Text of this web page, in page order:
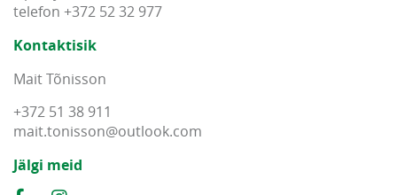
telefon +372 52 32 977
Kontaktisik
Mait Tõnisson
+372 51 38 911
mait.tonisson@outlook.com
Jälgi meid